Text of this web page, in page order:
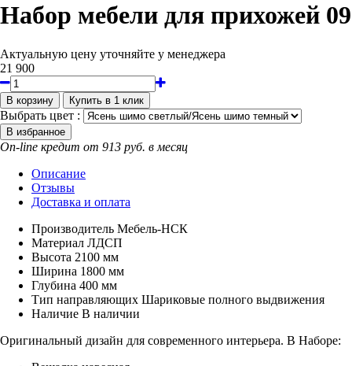
Набор мебели для прихожей 09
Актуальную цену уточняйте у менеджера
21 900
Выбрать цвет :
On-line кредит от 913 руб. в месяц
Описание
Отзывы
Доставка и оплата
Производитель Мебель-НСК
Материал ЛДСП
Высота 2100 мм
Ширина 1800 мм
Глубина 400 мм
Тип направляющих Шариковые полного выдвижения
Наличие В наличии
Оригинальный дизайн для современного интерьера. В Наборе: